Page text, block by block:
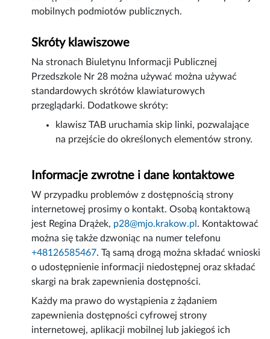
mobilnych podmiotów publicznych.
Skróty klawiszowe
Na stronach Biuletynu Informacji Publicznej
Przedszkole Nr 28 można używać można używać
standardowych skrótów klawiaturowych
przeglądarki. Dodatkowe skróty:
klawisz TAB uruchamia skip linki, pozwalające
na przejście do określonych elementów strony.
Informacje zwrotne i dane kontaktowe
W przypadku problemów z dostępnością strony
internetowej prosimy o kontakt. Osobą kontaktową
jest Regina Drążek, p28@mjo.krakow.pl . Kontaktować
można się także dzwoniąc na numer telefonu
+48126585467. Tą samą drogą można składać wnioski
o udostępnienie informacji niedostępnej oraz składać
skargi na brak zapewnienia dostępności.
Każdy ma prawo do wystąpienia z żądaniem
zapewnienia dostępności cyfrowej strony
internetowej, aplikacji mobilnej lub jakiegoś ich